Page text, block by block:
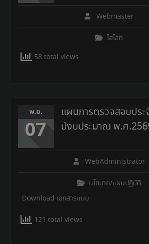
Webmaster
ไฮไลท์
58 total views
พ.ย.
07
แผนการตรวจสอบประ
ปีงบประมาณ พ.ศ
WebAdministrator
นโยบาย/แผนปฏิบัติ
Download เอกสารแนบ
121 total views